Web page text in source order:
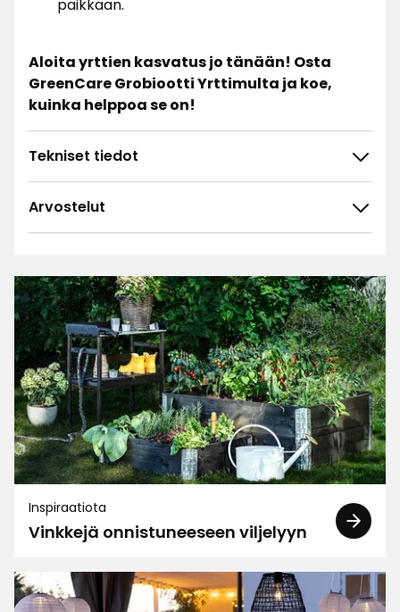
paikkaan.
Aloita yrttien kasvatus jo tänään! Osta
GreenCare Grobiootti Yrttimulta ja koe,
kuinka helppoa se on!
Tekniset tiedot
Arvostelut
4.6
31 arvostelua
3 ☆
2 ☆
1 ☆
Lajittele
Suodata
Arvostelut (31)
SK Sirkka K
Ihan hyvä multa
1 kuukausi sitten
Inspiraatiota
Vinkkejä onnistuneeseen viljelyyn